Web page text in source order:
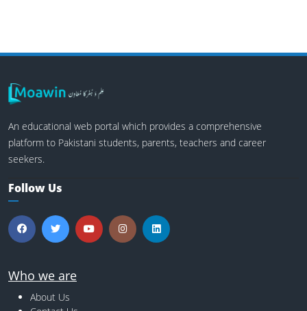
An educational web portal which provides a comprehensive
platform to Pakistani students, parents, teachers and career
seekers.
Follow Us
Who we are
About Us